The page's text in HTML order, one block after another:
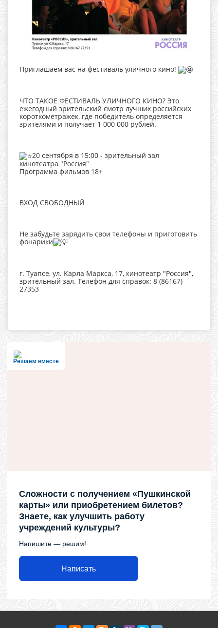
Приглашаем вас на фестиваль уличного кино!
ЧТО ТАКОЕ ФЕСТИВАЛЬ УЛИЧНОГО КИНО? Это
ежегодный зрительский смотр лучших российских
короткометражек, где победитель определяется
зрителями и получает 1 000 000 рублей.
20 сентября в 15:00 - зрительный зал
кинотеатра "Россия"
Программа фильмов 18+
ВХОД СВОБОДНЫЙ
Не забудьте зарядить свои телефоны и приготовить
фонарики
г. Туапсе, ул. Карла Маркса, 17, кинотеатр "Россия",
зрительный зал. Телефон для справок: 8 (86167)
27353
Решаем вместе
Сложности с получением «Пушкинской
карты» или приобретением билетов?
Знаете, как улучшить работу
учреждений культуры?
Напишите — решим!
Написать